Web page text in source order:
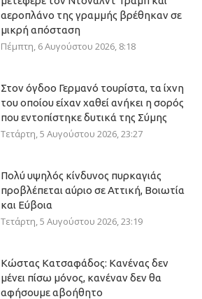
αεροπλάνο της γραμμής βρέθηκαν σε
μικρή απόσταση
Πέμπτη, 6 Αυγούστου 2026, 8:18
Στον όγδοο Γερμανό τουρίστα, τα ίχνη
του οποίου είχαν χαθεί ανήκει η σορός
που εντοπίστηκε δυτικά της Σύμης
Τετάρτη, 5 Αυγούστου 2026, 23:27
Πολύ υψηλός κίνδυνος πυρκαγιάς
προβλέπεται αύριο σε Αττική, Βοιωτία
και Εύβοια
Τετάρτη, 5 Αυγούστου 2026, 23:19
Κώστας Κατσαφάδος: Κανένας δεν
μένει πίσω μόνος, κανέναν δεν θα
αφήσουμε αβοήθητο